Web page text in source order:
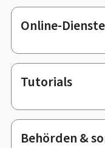
Online-
Tutorials
Behörden &